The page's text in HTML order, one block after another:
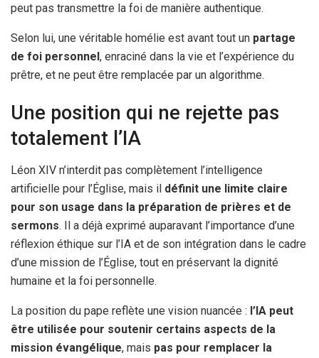
peut pas transmettre la foi de manière authentique.
Selon lui, une véritable homélie est avant tout un partage
de foi personnel, enraciné dans la vie et l’expérience du
prêtre, et ne peut être remplacée par un algorithme.
Une position qui ne rejette pas
totalement l’IA
Léon XIV n’interdit pas complètement l’intelligence
artificielle pour l’Église, mais il définit une limite claire
pour son usage dans la préparation de prières et de
sermons. Il a déjà exprimé auparavant l’importance d’une
réflexion éthique sur l’IA et de son intégration dans le cadre
d’une mission de l’Église, tout en préservant la dignité
humaine et la foi personnelle.
La position du pape reflète une vision nuancée : l’IA peut
être utilisée pour soutenir certains aspects de la
mission évangélique, mais pas pour remplacer la